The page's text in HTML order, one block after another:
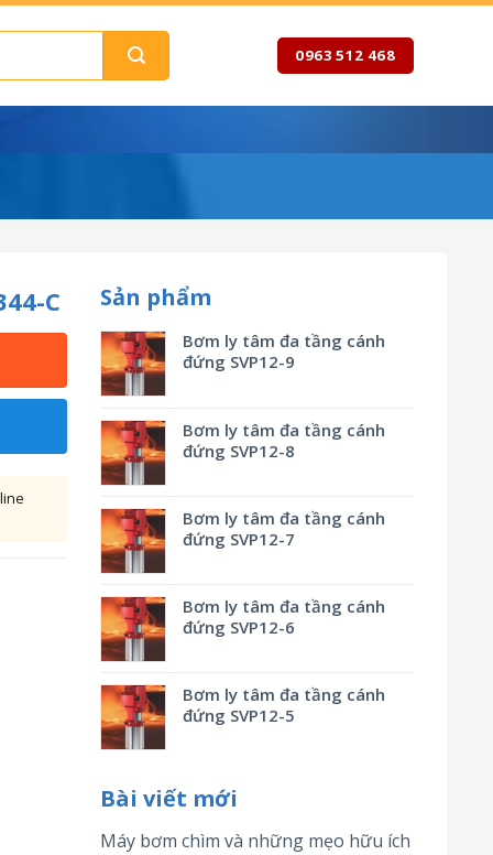
0963 512 468
Sản phẩm
Bơm ly tâm đa tầng cánh
đứng SVP12-9
Bơm ly tâm đa tầng cánh
đứng SVP12-8
Bơm ly tâm đa tầng cánh
đứng SVP12-7
Bơm ly tâm đa tầng cánh
đứng SVP12-6
Bơm ly tâm đa tầng cánh
đứng SVP12-5
Bài viết mới
Máy bơm chìm và những mẹo hữu ích
C